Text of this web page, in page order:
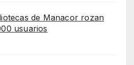
de Manacor rozan
usuarios